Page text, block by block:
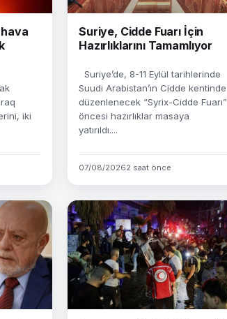
iki
Suriye, Cidde Fuarı İçin
Hazırlıklarını Tamamlıyor
Suriye’de, 8-11 Eylül tarihlerinde
Suudi Arabistan’ın Cidde kentinde
düzenlenecek “Syrix-Cidde Fuarı”
öncesi hazırlıklar masaya
yatırıldı....
07/08/20262 saat önce